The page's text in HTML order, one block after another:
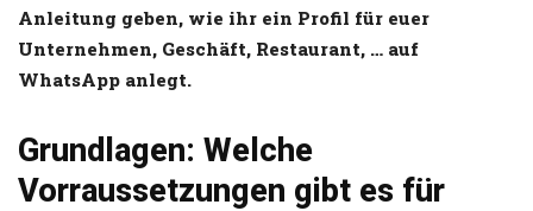
Anleitung geben, wie ihr ein Profil für euer
Unternehmen, Geschäft, Restaurant, … auf
WhatsApp anlegt.
Grundlagen: Welche
Vorraussetzungen gibt es für